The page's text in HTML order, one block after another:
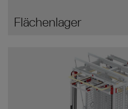
Flächenlager